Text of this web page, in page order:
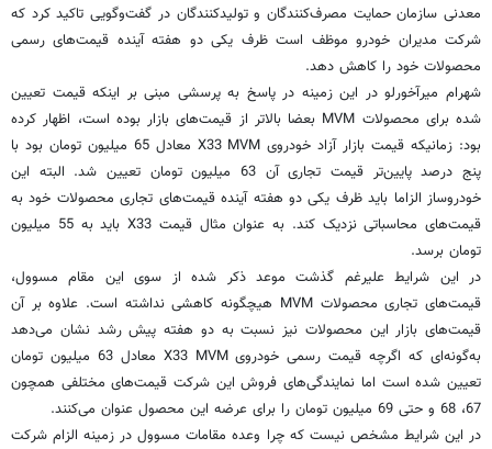
معدنی سازمان حمایت مصرف‌کنندگان و تولیدکنندگان در گفت‌وگویی تاکید کرد که
شرکت مدیران خودرو موظف است ظرف یکی دو هفته آینده قیمت‌های رسمی
محصولات خود را کاهش دهد.
شهرام میرآخورلو در این زمینه در پاسخ به پرسشی مبنی بر اینکه قیمت تعیین
شده برای محصولات MVM بعضا بالاتر از قیمت‌های بازار بوده است، اظهار کرده
بود: زمانیکه قیمت بازار آزاد خودروی X33 MVM معادل 65 میلیون تومان بود با
پنج درصد پایین‌تر قیمت تجاری آن 63 میلیون تومان تعیین شد. البته این
خودروساز الزاما باید ظرف یکی دو هفته آینده قیمت‌های تجاری محصولات خود به
قیمت‌های محاسباتی نزدیک کند. به عنوان مثال قیمت X33 باید به 55 میلیون
تومان برسد.
در این شرایط علیرغم گذشت موعد ذکر شده از سوی این مقام مسوول،
قیمت‌های تجاری محصولات MVM هیچگونه کاهشی نداشته است. علاوه بر آن
قیمت‌های بازار این محصولات نیز نسبت به دو هفته پیش رشد نشان می‌دهد
به‌گونه‌ای که اگرچه قیمت رسمی خودروی X33 MVM معادل 63 میلیون تومان
تعیین شده است اما نمایندگی‌های فروش این شرکت قیمت‌های مختلفی همچون
67، 68 و حتی 69 میلیون تومان را برای عرضه این محصول عنوان می‌کنند.
در این شرایط مشخص نیست که چرا وعده مقامات مسوول در زمینه الزام شرکت